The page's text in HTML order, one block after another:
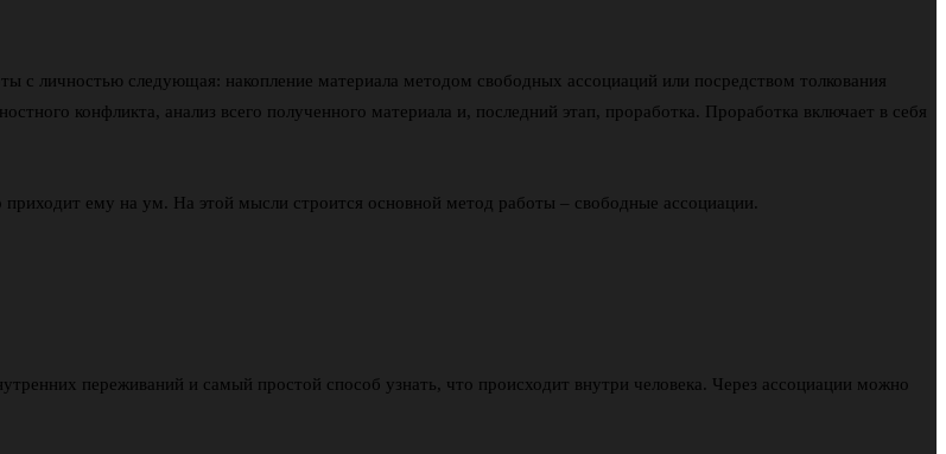
личностью следующая: накопление материала методом свободных ассоциаций или посредством толкования
конфликта, анализ всего полученного материала и, последний этап, проработка. Проработка включает в себя
ему на ум. На этой мысли строится основной метод работы – свободные ассоциации.
переживаний и самый простой способ узнать, что происходит внутри человека. Через ассоциации можно